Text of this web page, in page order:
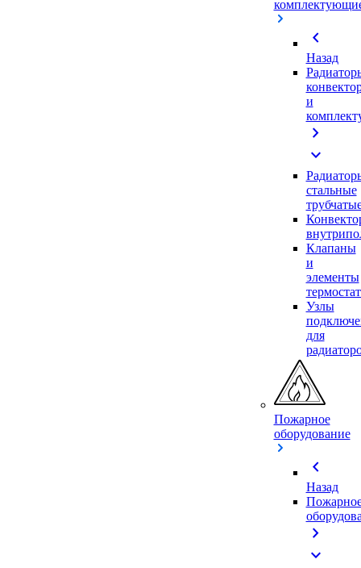
chevron_left
Назад
и
chevron_right
expand_more
стальные
Клапаны
и
элементы
Узлы
для
Пожарное
оборудование
chevron_left
Назад
chevron_right
expand_more